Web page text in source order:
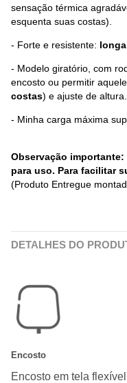
sensação térmica
esquenta suas costas).
- Forte e resistente:
- Modelo giratório, com
encosto ou permitir
costas) e ajuste de altura.
- Minha carga máxima
Observação
para uso. Para facilitar
(Produto Entregue
DETALHES DO
Encosto
Encosto em tela flexível